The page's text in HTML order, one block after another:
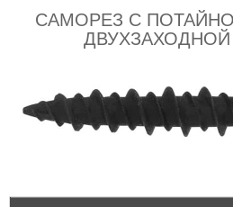
САМОРЕЗ С